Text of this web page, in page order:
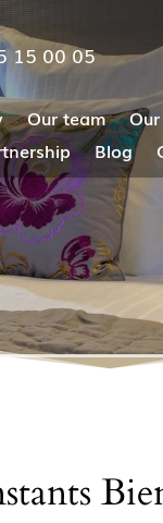
15 00 05
Our team
Blog